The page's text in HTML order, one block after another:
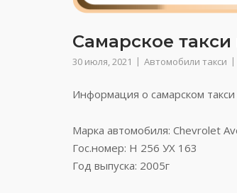
Самарское такси
30 июля, 2021 Автомобили такси
Информация о самарском
Марка автомобиля: Chevrolet
Гос.номер: Н 256 УХ 163
Год выпуска: 2005г